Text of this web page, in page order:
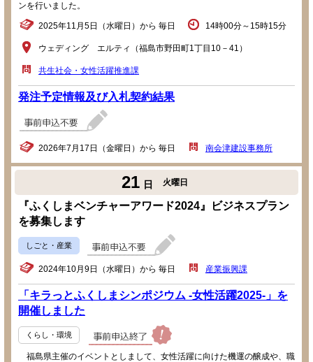
ンを行いました。
2025年11月5日（水曜日）から 毎日 14時00分～15時15分
ウェディング エルティ（福島市野田町1丁目10－41）
共生社会・女性活躍推進課
発注予定情報及び入札契約結果
2026年7月17日（金曜日）から 毎日 南会津建設事務所
21 日 火曜日
『ふくしまベンチャーアワード2024』ビジネスプラン
を募集します
しごと・産業
2024年10月9日（水曜日）から 毎日 産業振興課
「キラっとふくしまシンポジウム -女性活躍2025-」を
開催しました
くらし・環境
福島県主催のイベントとしまして、女性活躍に向けた機運の醸成や、職